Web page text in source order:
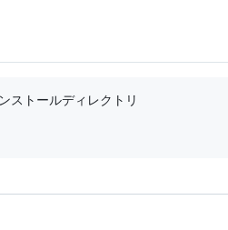
トールディレクトリ